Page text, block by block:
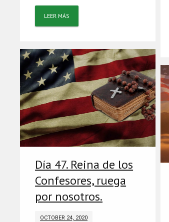
LEER MÁS
Día 47. Reina de los
Confesores, ruega
por nosotros.
OCTOBER 24, 2020